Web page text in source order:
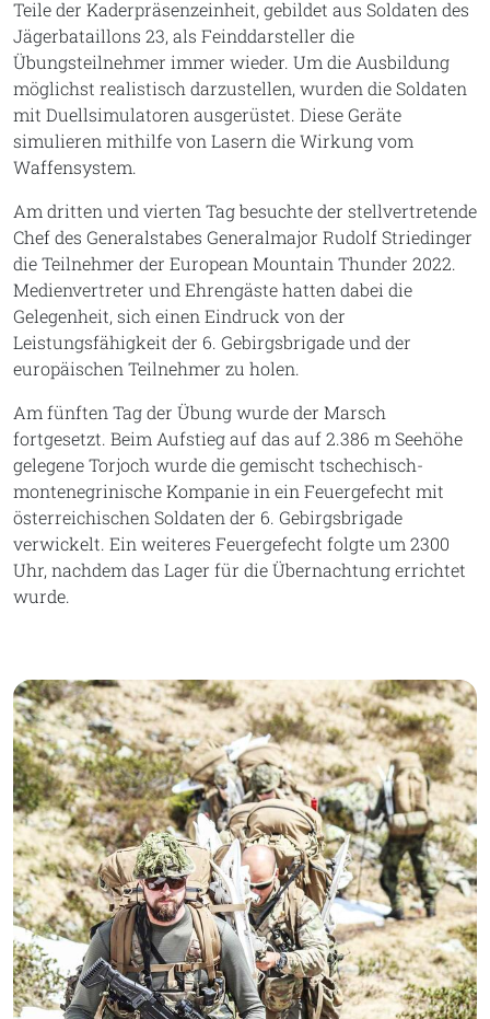
Teile der Kaderpräsenzeinheit, gebildet aus Soldaten des
Jägerbataillons 23, als Feinddarsteller die
Übungsteilnehmer immer wieder. Um die Ausbildung
möglichst realistisch darzustellen, wurden die Soldaten
mit Duellsimulatoren ausgerüstet. Diese Geräte
simulieren mithilfe von Lasern die Wirkung vom
Waffensystem.
Am dritten und vierten Tag besuchte der stellvertretende
Chef des Generalstabes Generalmajor Rudolf Striedinger
die Teilnehmer der European Mountain Thunder 2022.
Medienvertreter und Ehrengäste hatten dabei die
Gelegenheit, sich einen Eindruck von der
Leistungsfähigkeit der 6. Gebirgsbrigade und der
europäischen Teilnehmer zu holen.
Am fünften Tag der Übung wurde der Marsch
fortgesetzt. Beim Aufstieg auf das auf 2.386 m Seehöhe
gelegene Torjoch wurde die gemischt tschechisch-
montenegrinische Kompanie in ein Feuergefecht mit
österreichischen Soldaten der 6. Gebirgsbrigade
verwickelt. Ein weiteres Feuergefecht folgte um 2300
Uhr, nachdem das Lager für die Übernachtung errichtet
wurde.